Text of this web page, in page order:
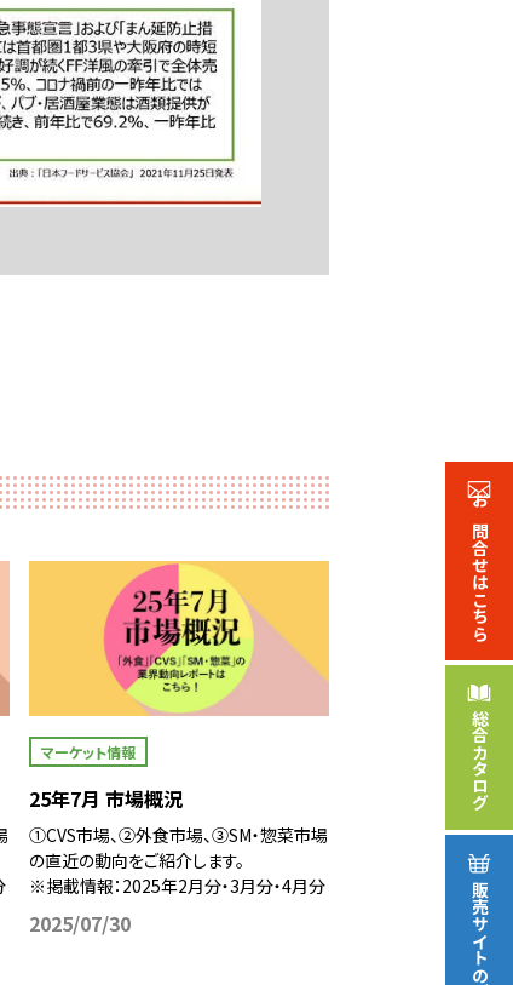
お問合せ
はこちら
総合
カタログ
販売サイト
マーケット情報
25年7月 市場概況
①CVS市場、②外食市場、③SM・惣菜市場
の直近の動向をご紹介します。
※掲載情報：2025年2月分・3月分・4月分
2025/07/30